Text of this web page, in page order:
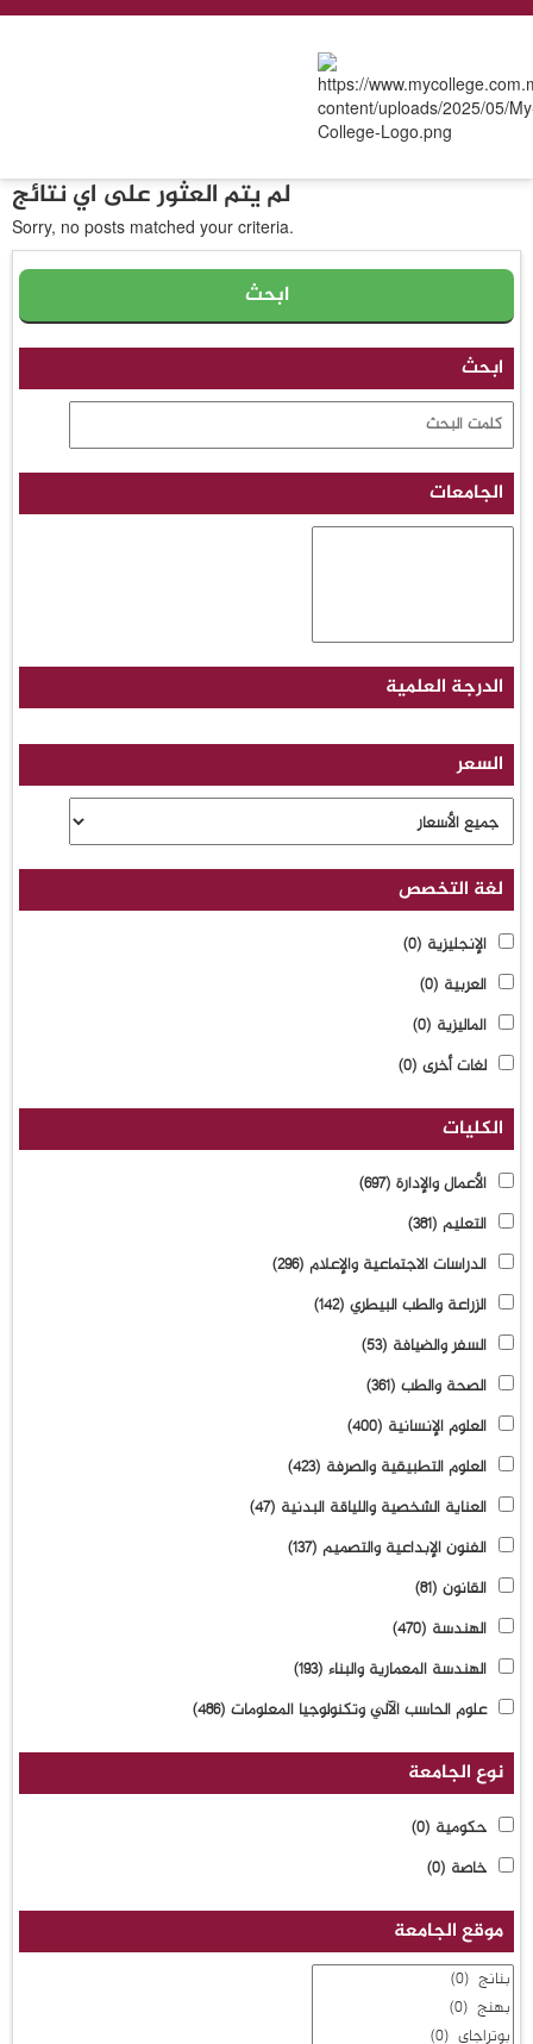
لم يتم العثور على اي نتائج
Sorry, no posts matched your criteria.
ابحث
الجامعات
الدرجة العلمية
السعر
لغة التخصص
الإنجليزية (0)
العربية (0)
الماليزية (0)
لغات أخرى (0)
الكليات
الأعمال والإدارة (697)
التعليم (381)
الدراسات الاجتماعية والإعلام (296)
الزراعة والطب البيطري (142)
السفر والضيافة (53)
الصحة والطب (361)
العلوم الإنسانية (400)
العلوم التطبيقية والصرفة (423)
العناية الشخصية واللياقة البدنية (47)
الفنون الإبداعية والتصميم (137)
القانون (81)
الهندسة (470)
الهندسة المعمارية والبناء (193)
علوم الحاسب الآلي وتكنولوجيا المعلومات (486)
نوع الجامعة
حكومية (0)
خاصة (0)
موقع الجامعة